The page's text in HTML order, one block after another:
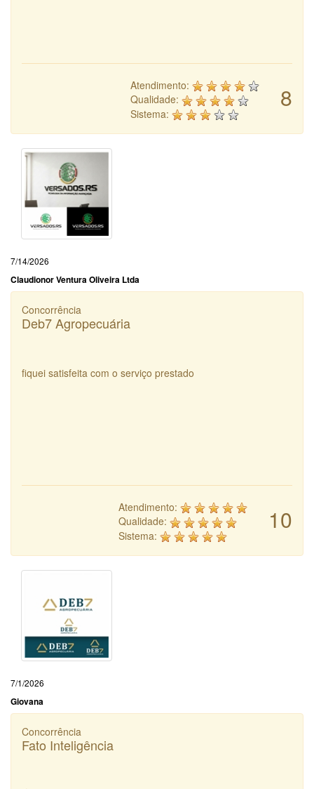
8
Atendimento:
Qualidade:
Sistema:
7/14/2026
Claudionor Ventura Oliveira Ltda
Concorrência
Deb7 Agropecuária
fiquei satisfeita com o serviço prestado
10
Atendimento:
Qualidade:
Sistema:
7/1/2026
Giovana
Concorrência
Fato Inteligência